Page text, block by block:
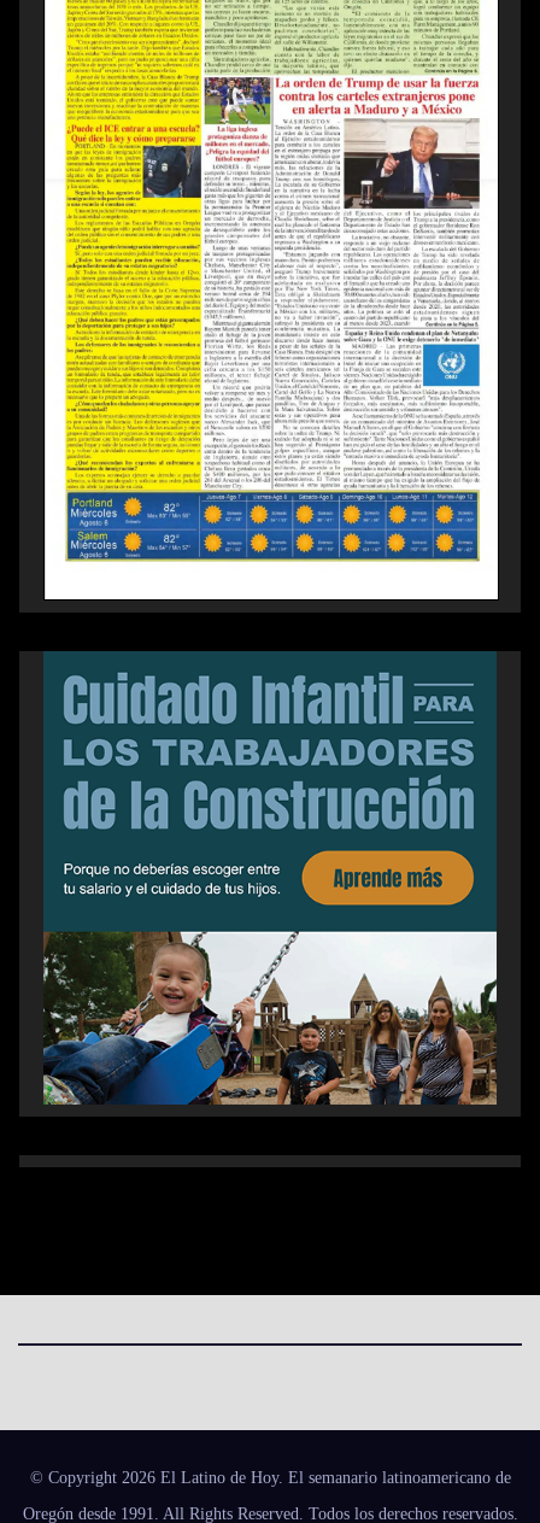
© Copyright 2026 El Latino de Hoy. El semanario latinoamericano de
Oregón desde 1991. All Rights Reserved. Todos los derechos reservados.